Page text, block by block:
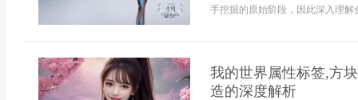
手挖掘的原始阶段，因此深入理
我的世界属性标签,方
造的深度解析